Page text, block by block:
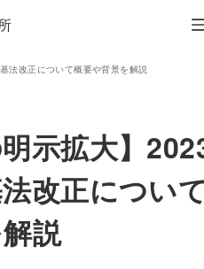
法改正について概要や背景を解説
明示拡大】
改正につい
説